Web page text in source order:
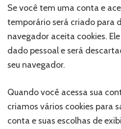
Se você tem uma conta e
temporário será criado para
navegador aceita cookies.
dado pessoal e será
seu navegador.
Quando você acessa sua
criamos vários cookies para
conta e suas escolhas de